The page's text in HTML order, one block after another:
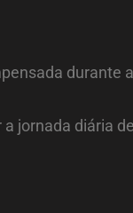
durante
jornada diária